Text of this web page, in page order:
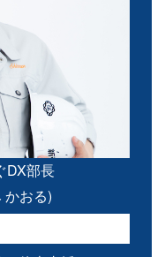
DX部長
かおる)